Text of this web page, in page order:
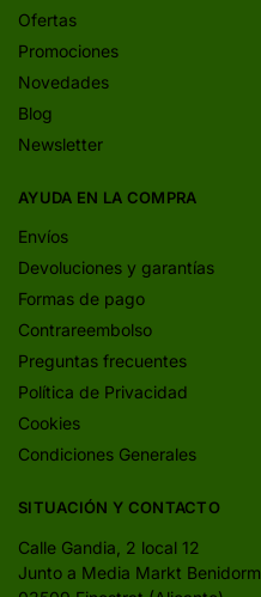
Ofertas
Promociones
Novedades
Blog
Newsletter
AYUDA EN LA COMPRA
Envíos
Devoluciones y garantías
Formas de pago
Contrareembolso
Preguntas frecuentes
Política de Privacidad
Cookies
Condiciones Generales
SITUACIÓN Y CONTACTO
Calle Gandia, 2 local 12
Junto a Media Markt Benidorm